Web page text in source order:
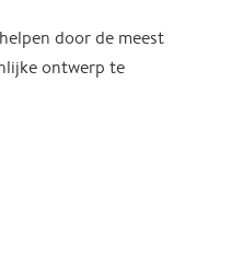
door de meest
ontwerp te